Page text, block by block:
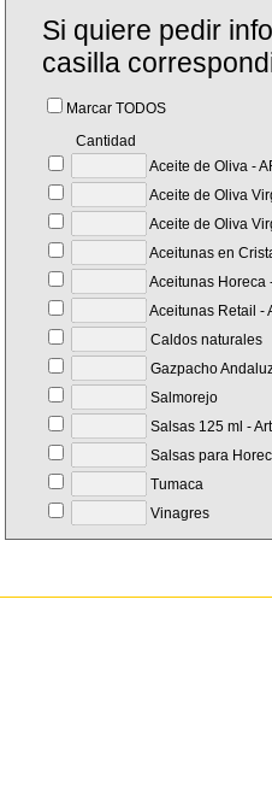
Si quiere pedir
casilla
Marcar TODOS
Cantidad
Aceite de Oliva -
Aceite de Oliva
Aceite de Oliva
Aceitunas en
Aceitunas Horeca
Aceitunas Retail -
Caldos naturales
Gazpacho
Salmorejo
Salsas 125 ml -
Salsas para
Tumaca
Vinagres